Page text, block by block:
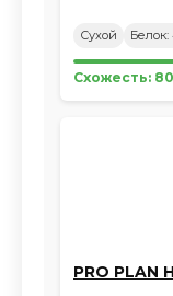
Сухой Белок:
Схожесть:
PRO PLAN